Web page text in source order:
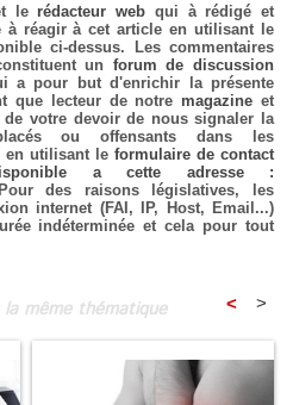
le rédacteur web qui à rédigé et
réagir à cet article en utilisant le
ci-dessus. Les commentaires
un forum de discussion
a pour but d'enrichir la présente
que lecteur de notre magazine et
votre devoir de nous signaler la
ou offensants dans les
en utilisant le formulaire de contact
a cette adresse :
des raisons législatives, les
internet (FAI, IP, Host, Email...)
indéterminée et cela pour tout
même thématique < >